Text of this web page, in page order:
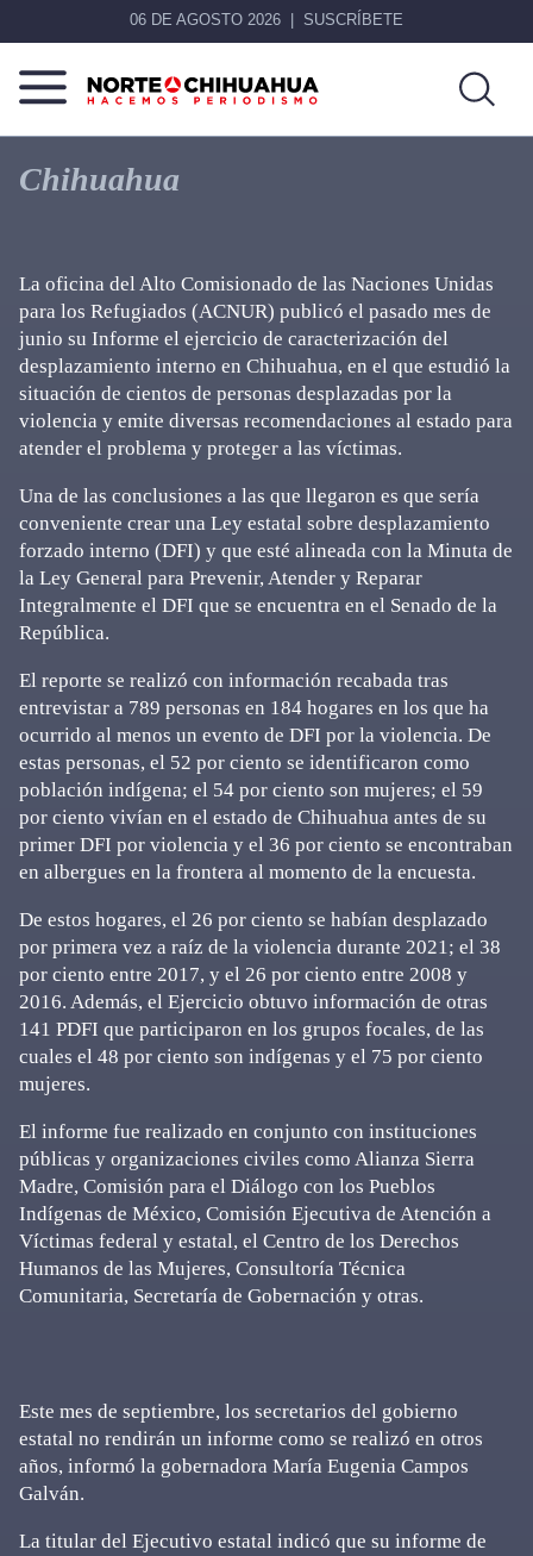
06 DE AGOSTO 2026 SUSCRÍBETE
Norte
Chihuahua
Más
que
noticias,
Chihuahua
La oficina del Alto Comisionado de las Naciones Unidas
para los Refugiados (ACNUR) publicó el pasado mes de
junio su Informe el ejercicio de caracterización del
desplazamiento interno en Chihuahua, en el que estudió la
situación de cientos de personas desplazadas por la
violencia y emite diversas recomendaciones al estado para
atender el problema y proteger a las víctimas.
Una de las conclusiones a las que llegaron es que sería
conveniente crear una Ley estatal sobre desplazamiento
forzado interno (DFI) y que esté alineada con la Minuta de
la Ley General para Prevenir, Atender y Reparar
Integralmente el DFI que se encuentra en el Senado de la
República.
El reporte se realizó con información recabada tras
entrevistar a 789 personas en 184 hogares en los que ha
ocurrido al menos un evento de DFI por la violencia. De
estas personas, el 52 por ciento se identificaron como
población indígena; el 54 por ciento son mujeres; el 59
por ciento vivían en el estado de Chihuahua antes de su
primer DFI por violencia y el 36 por ciento se encontraban
en albergues en la frontera al momento de la encuesta.
De estos hogares, el 26 por ciento se habían desplazado
por primera vez a raíz de la violencia durante 2021; el 38
por ciento entre 2017, y el 26 por ciento entre 2008 y
2016. Además, el Ejercicio obtuvo información de otras
141 PDFI que participaron en los grupos focales, de las
cuales el 48 por ciento son indígenas y el 75 por ciento
mujeres.
El informe fue realizado en conjunto con instituciones
públicas y organizaciones civiles como Alianza Sierra
Madre, Comisión para el Diálogo con los Pueblos
Indígenas de México, Comisión Ejecutiva de Atención a
Víctimas federal y estatal, el Centro de los Derechos
Humanos de las Mujeres, Consultoría Técnica
Comunitaria, Secretaría de Gobernación y otras.
Este mes de septiembre, los secretarios del gobierno
estatal no rendirán un informe como se realizó en otros
años, informó la gobernadora María Eugenia Campos
Galván.
La titular del Ejecutivo estatal indicó que su informe de